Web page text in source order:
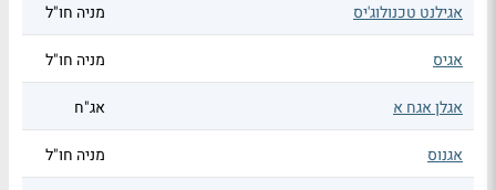
אגילנט טכנולוג'יס מניה חו"ל
אגיס מניה חו"ל
אגלן אגח א אג"ח
אגנוס מניה חו"ל